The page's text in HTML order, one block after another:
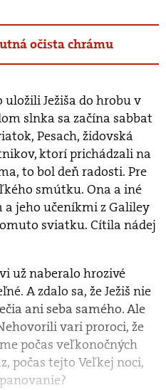
očista chrámu
Ježiša do hrobu v
slnka sa začína sabbat
Pesach, židovská
ktorí prichádzali na
to bol deň radosti. Pre
smútku. Ona a iné
a jeho učeníkmi z Galiley
sviatku. Cítila nádej
už naberalo hrozivé
A zdalo sa, že Ježiš nie
ani seba samého. Ale
vari proroci, že
počas veľkonočných
počas tejto Veľkej noci,